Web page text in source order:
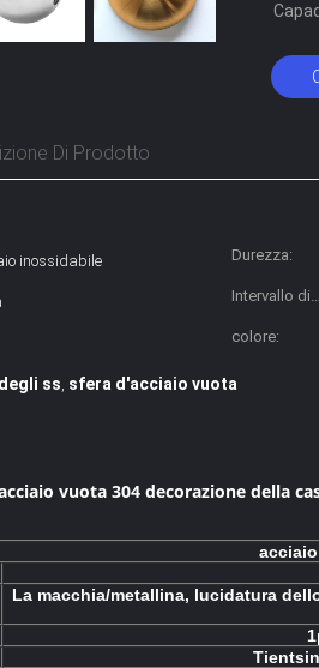
Di Prodotto
inossidabile Durezza:
Intervallo di
colore:
ss, sfera d'acciaio vuota
vuota 304 decorazione della
La macchia/metallina, lucidatura